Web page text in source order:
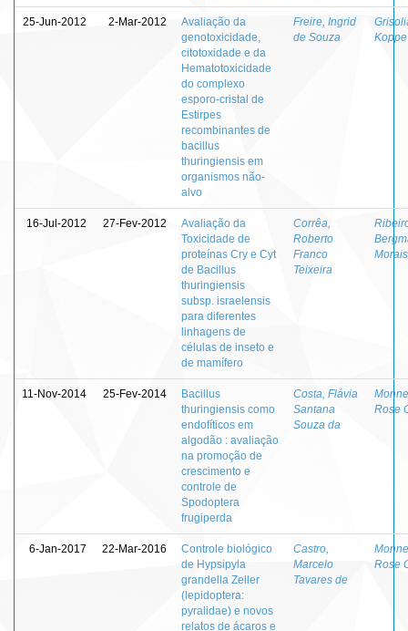
25-Jun-2012 2-Mar-2012
Avaliação da
genotoxicidade,
citotoxidade e da
Hematotoxicidade
do complexo
esporo-cristal de
Estirpes
recombinantes de
bacillus
thuringiensis em
organismos não-
alvo
Freire, Ingrid
de Souza
Koppe
16-Jul-2012 27-Fev-2012
Avaliação da
Toxicidade de
proteínas Cry e Cyt
de Bacillus
thuringiensis
subsp. israelensis
para diferentes
linhagens de
células de inseto e
de mamífero
Corrêa,
Roberto
Franco
Teixeira
Morais
11-Nov-2014 25-Fev-2014
Bacillus
thuringiensis como
endofíticos em
algodão : avaliação
na promoção de
crescimento e
controle de
Spodoptera
frugiperda
Costa, Flávia
Santana
Souza da
Rose
6-Jan-2017 22-Mar-2016
Controle biológico
de Hypsipyla
grandella Zeller
(lepidoptera:
pyralidae) e novos
relatos de ácaros e
Castro,
Marcelo
Tavares de
Rose